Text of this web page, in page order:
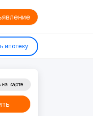
ипотеку
на карте